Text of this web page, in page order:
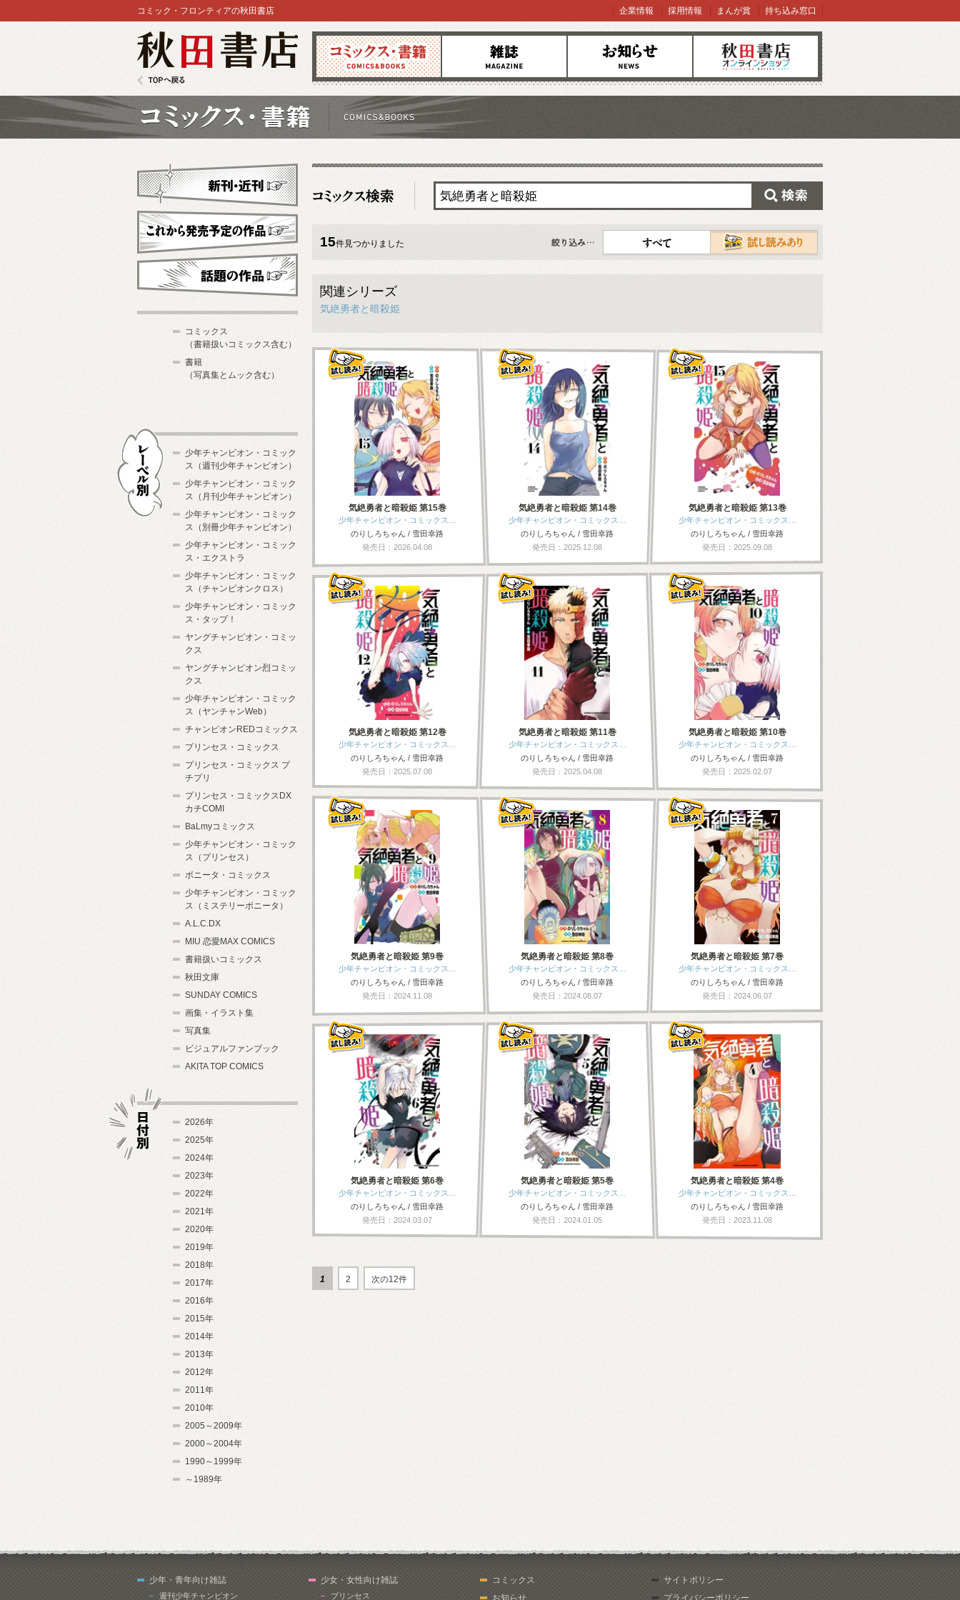
コミックス 雑誌 お知らせ オンラインショップ
コミック・フロンティアの秋田書店 企業情報 採用情報 まんが賞 持ち込み窓口
15件見つかりました
すべて
関連シリーズ
気絶勇者と暗殺姫
気絶勇者と暗殺姫 第15巻
少年チャンピオン・コミックス…
のりしろちゃん / 雪田幸路
発売日：2026.04.08
気絶勇者と暗殺姫 第14巻
少年チャンピオン・コミックス…
のりしろちゃん / 雪田幸路
発売日：2025.12.08
気絶勇者と暗殺姫 第13巻
少年チャンピオン・コミックス…
のりしろちゃん / 雪田幸路
発売日：2025.09.08
気絶勇者と暗殺姫 第12巻
少年チャンピオン・コミックス…
のりしろちゃん / 雪田幸路
発売日：2025.07.08
気絶勇者と暗殺姫 第11巻
少年チャンピオン・コミックス…
のりしろちゃん / 雪田幸路
発売日：2025.04.08
気絶勇者と暗殺姫 第10巻
少年チャンピオン・コミックス…
のりしろちゃん / 雪田幸路
発売日：2025.02.07
気絶勇者と暗殺姫 第9巻
少年チャンピオン・コミックス…
のりしろちゃん / 雪田幸路
発売日：2024.11.08
気絶勇者と暗殺姫 第8巻
少年チャンピオン・コミックス…
のりしろちゃん / 雪田幸路
発売日：2024.08.07
気絶勇者と暗殺姫 第7巻
少年チャンピオン・コミックス…
のりしろちゃん / 雪田幸路
発売日：2024.06.07
気絶勇者と暗殺姫 第6巻
少年チャンピオン・コミックス…
のりしろちゃん / 雪田幸路
発売日：2024.03.07
気絶勇者と暗殺姫 第5巻
少年チャンピオン・コミックス…
のりしろちゃん / 雪田幸路
発売日：2024.01.05
気絶勇者と暗殺姫 第4巻
少年チャンピオン・コミックス…
のりしろちゃん / 雪田幸路
発売日：2023.11.08
1 2 次の12件
新刊・近刊
これから発売予定
コミックス
（書籍扱いコミックス含む）
書籍
（写真集とムック含む）
少年チャンピオン・コミック
ス（週刊少年チャンピオン）
少年チャンピオン・コミック
ス（月刊少年チャンピオン）
少年チャンピオン・コミック
ス（別冊少年チャンピオン）
少年チャンピオン・コミック
ス・エクストラ
少年チャンピオン・コミック
ス（チャンピオンクロス）
少年チャンピオン・コミック
ス・タップ！
ヤングチャンピオン・コミッ
クス
ヤングチャンピオン烈コミッ
クス
少年チャンピオン・コミック
ス（ヤンチャンWeb）
チャンピオンREDコミックス
プリンセス・コミックス
プリンセス・コミックス プ
チプリ
プリンセス・コミックスDX
カチCOMI
BaLmyコミックス
少年チャンピオン・コミック
ス（プリンセス）
ボニータ・コミックス
少年チャンピオン・コミック
ス（ミステリーボニータ）
A.L.C.DX
MIU 恋愛MAX COMICS
書籍扱いコミックス
秋田文庫
SUNDAY COMICS
画集・イラスト集
写真集
ビジュアルファンブック
AKITA TOP COMICS
2026年
2025年
2024年
2023年
2022年
2021年
2020年
2019年
2018年
2017年
2016年
2015年
2014年
2013年
2012年
2011年
2010年
2005～2009年
2000～2004年
1990～1999年
～1989年
少年・青年向け雑誌
週刊少年チャンピオン
少女・女性向け雑誌
プリンセス
コミックス
お知らせ
サイトポリシー
プライバシーポリシー